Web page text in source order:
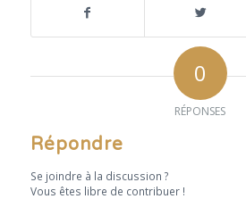
0
RÉPONSES
Répondre
Se joindre à la discussion ?
Vous êtes libre de contribuer !